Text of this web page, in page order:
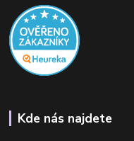
Kde nás najdete